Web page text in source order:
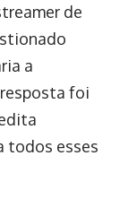
de
a
foi
todos esses